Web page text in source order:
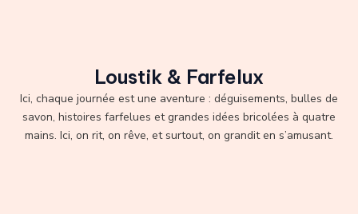
Loustik & Farfelux
Ici, chaque journée est une aventure : déguisements, bulles de
savon, histoires farfelues et grandes idées bricolées à quatre
mains. Ici, on rit, on rêve, et surtout, on grandit en s’amusant.